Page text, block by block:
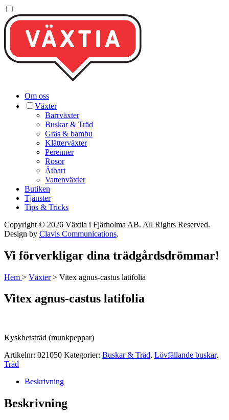
Om oss
Växter
Barrväxter
Buskar & Träd
Gräs & bambu
Klätterväxter
Perenner
Rosor
Ätbart
Vattenväxter
Butiken
Tjänster
Tips & Tricks
Copyright © 2026 Växtia i Fjärholma AB. All Rights Reserved.
Design by Clavis Communications.
Vi förverkligar dina trädgårdsdrömmar!
Hem > Växter> Vitex agnus-castus latifolia
Vitex agnus-castus latifolia
Kyskhetsträd (munkpeppar)
Artikelnr: 021050 Kategorier: Buskar & Träd, Lövfällande buskar,
Träd
Beskrivning
Beskrivning